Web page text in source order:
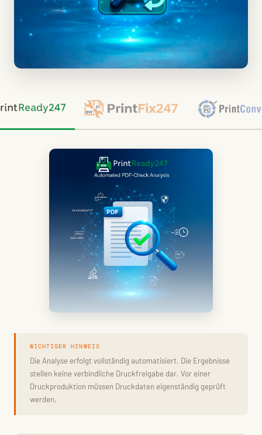
WICHTIGER HINWEIS
Die Analyse erfolgt vollständig automatisiert. Die Ergebnisse
stellen keine verbindliche Druckfreigabe dar. Vor einer
Druckproduktion müssen Druckdaten eigenständig geprüft
werden.